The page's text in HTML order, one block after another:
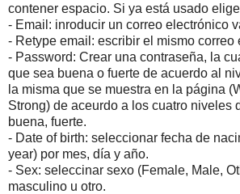
contener espacio. Si ya está usado
- Email: inroducir un correo electrónico
- Retype email: escribir el mismo correo
- Password: Crear una contraseña, la
que sea buena o fuerte de acuerdo al
la misma que se muestra en la página
Strong) de aceurdo a los cuatro niveles
buena, fuerte.
- Date of birth: seleccionar fecha de
year) por mes, día y año.
- Sex: seleccinar sexo (Female, Male,
masculino u otro.